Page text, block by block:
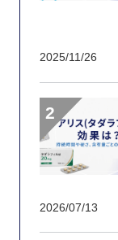
2025/11/26
2026/07/13